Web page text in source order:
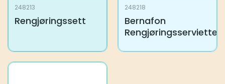
248213
Rengjøringssett
248218
Bernafon
Rengjøringsservietter